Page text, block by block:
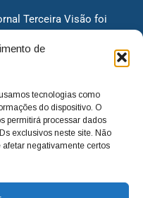
de
tecnologias como
do dispositivo. O
permitirá processar dados
exclusivos neste site. Não
negativamente certos
Terceira Visão foi
época só existiam
o jornal continua
notícias. Nunca
do cidadão, sempre
busca de melhorias
para casos